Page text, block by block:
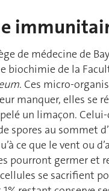
de médecine de
biochimie de la
. Ces micro-
manquer, elles se
un limaçon.
spores au sommet
ce que le vent ou
pourront germer et
se sacrifient